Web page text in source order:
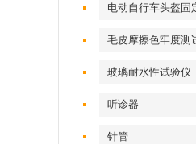
电动自行车头盔固
性测试仪
毛皮摩擦色牢度测
玻璃耐水性试验仪
听诊器
针管